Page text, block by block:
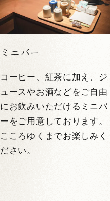
ミニバー
コーヒー、紅茶に加え、ジ
ュースやお酒などをご自由
にお飲みいただけるミニバ
ーをご用意しております。
こころゆくまでお楽しみく
ださい。